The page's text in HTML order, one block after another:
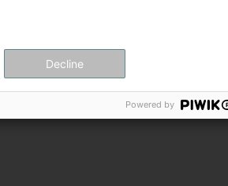
Decline
Powered by